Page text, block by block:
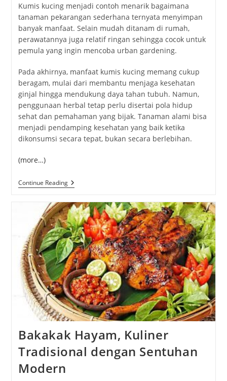
Kumis kucing menjadi contoh menarik bagaimana
tanaman pekarangan sederhana ternyata menyimpan
banyak manfaat. Selain mudah ditanam di rumah,
perawatannya juga relatif ringan sehingga cocok untuk
pemula yang ingin mencoba urban gardening.
Pada akhirnya, manfaat kumis kucing memang cukup
beragam, mulai dari membantu menjaga kesehatan
ginjal hingga mendukung daya tahan tubuh. Namun,
penggunaan herbal tetap perlu disertai pola hidup
sehat dan pemahaman yang bijak. Tanaman alami bisa
menjadi pendamping kesehatan yang baik ketika
dikonsumsi secara tepat, bukan secara berlebihan.
(more…)
Continue Reading10
Manfaat
Kucing
Untuk
Kesehatan
Tubuh
Bakakak Hayam, Kuliner
Tradisional dengan Sentuhan
Modern